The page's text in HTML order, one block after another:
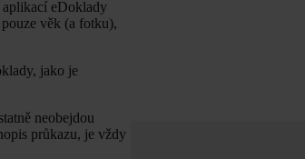
aplikací eDoklady
věk (a fotku),
jako je
neobejdou
průkazu, je vždy